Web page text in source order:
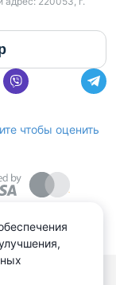
чтобы оценить